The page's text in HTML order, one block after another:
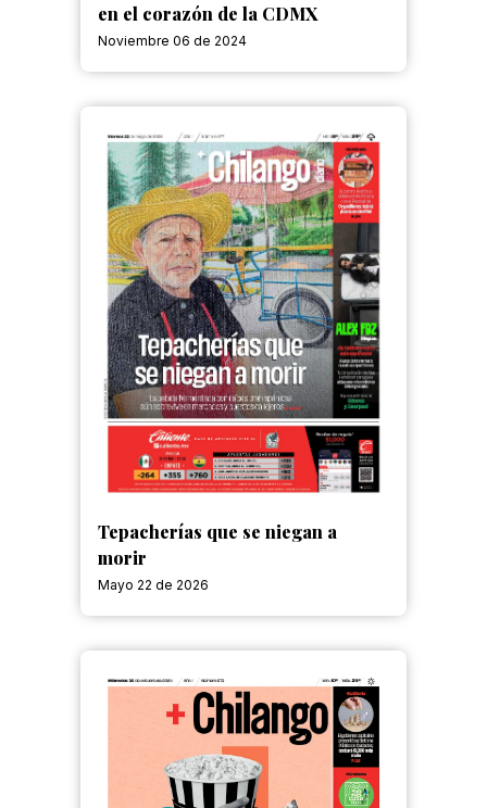
en el corazón de la CDMX
Noviembre 06 de 2024
Tepacherías que se niegan a
morir
Mayo 22 de 2026